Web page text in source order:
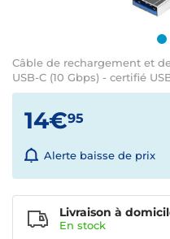
Câble de rechargement et
USB-C (10 Gbps) - certifié
14€95
Alerte baisse de prix
Livraison à
En stock